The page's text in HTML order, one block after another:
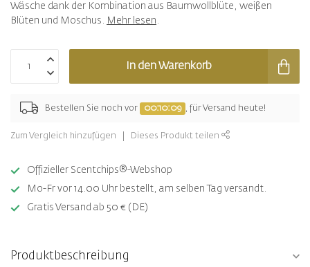
Wäsche dank der Kombination aus Baumwollblüte, weißen
Blüten und Moschus. Mehr lesen .
In den Warenkorb
Bestellen Sie noch vor 00:10:09 , für Versand heute!
Zum Vergleich hinzufügen Dieses Produkt teilen
Offizieller Scentchips®-Webshop
Mo-Fr vor 14.00 Uhr bestellt, am selben Tag versandt.
Gratis Versand ab 50 € (DE)
Produktbeschreibung